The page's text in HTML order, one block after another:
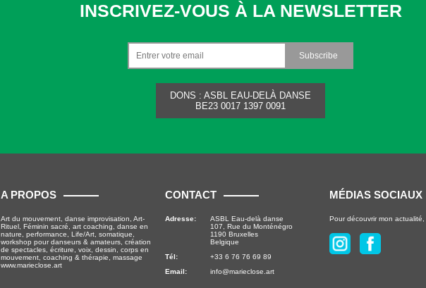
INSCRIVEZ-VOUS À LA NEWSLETTER
DONS : ASBL EAU-DELÀ DANSE
BE23 0017 1397 0091
A PROPOS
Art du mouvement, danse improvisation, Art-
Rituel, Féminin sacré, art coaching, danse en
nature, performance, Life/Art, somatique,
workshop pour danseurs & amateurs, création
de spectacles, écriture, voix, dessin, corps en
mouvement, coaching & thérapie, massage
www.marieclose.art
CONTACT
Adresse:
ASBL Eau-delà danse
107, Rue du Monténégro
1190 Bruxelles
Belgique
Tél:
+33 6 76 76 69 89
Email:
info@marieclose.art
MÉDIAS SOCIAUX
Pour découvrir mon